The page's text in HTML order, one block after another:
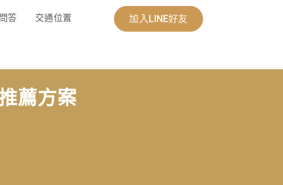
答 交通位置 加入LINE好友
薦方案